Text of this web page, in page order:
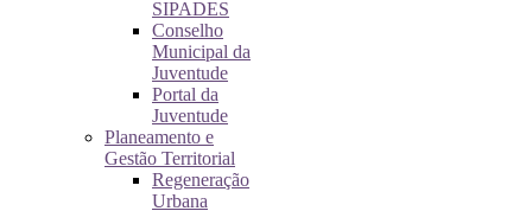
SIPADES
Conselho
Municipal da
Juventude
Portal da
Juventude
Planeamento e
Gestão Territorial
Regeneração
Urbana